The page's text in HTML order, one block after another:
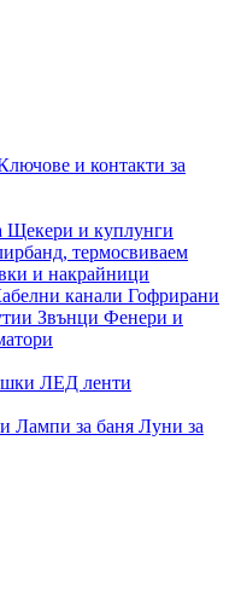
и контакти за
Щекери и куплунги
термосвиваем
и накрайници
канали Гофрирани
Звънци Фенери и
ЛЕД ленти
Лампи за баня Луни за